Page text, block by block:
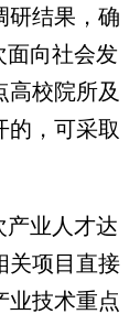
研结果，确
面向社会发
高校院所及
的，可采取
业人才达
关项目直接
业技术重点